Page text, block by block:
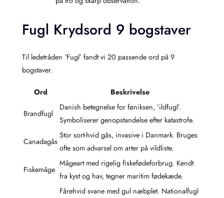
Fugl Krydsord 9 bogstaver
Til ledetråden ‘Fugl’ fandt vi 20 passende ord på 9
bogstaver.
Ord Beskrivelse
Brandfugl
Danish betegnelse for føniksen, ’ildfugl’.
Symboliserer genopstandelse efter katastrofe.
Canadagås
Stor sort-hvid gås, invasive i Danmark. Bruges
ofte som advarsel om arter på vildliste.
Fiskemåge
Mågeart med rigelig fiskefødeforbrug. Kendt
fra kyst og hav, tegner maritim fødekæde.
Fårehvid svane med gul næbplet. Nationalfugl